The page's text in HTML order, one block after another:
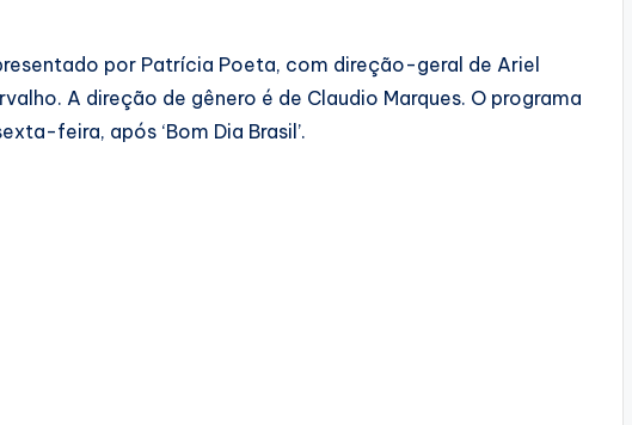
por Patrícia Poeta, com direção-geral de Ariel
A direção de gênero é de Claudio Marques. O programa
feira, após ‘Bom Dia Brasil’.